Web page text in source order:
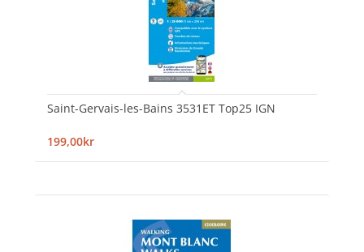
Saint-Gervais-les-Bains 3531ET Top25 IGN
199,00kr